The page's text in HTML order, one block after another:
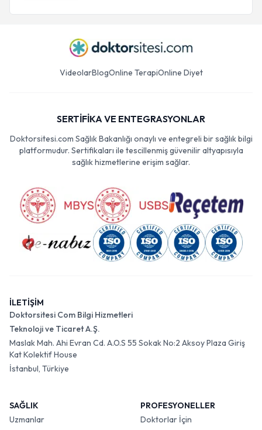
VideolarBlogOnline TerapiOnline Diyet
SERTİFİKA VE ENTEGRASYONLAR
Doktorsitesi.com Sağlık Bakanlığı onaylı ve entegreli bir sağlık bilgi
platformudur. Sertifikaları ile tescillenmiş güvenilir altyapısıyla
sağlık hizmetlerine erişim sağlar.
İLETİŞİM
Doktorsitesi Com Bilgi Hizmetleri
Teknoloji ve Ticaret A.Ş.
Maslak Mah. Ahi Evran Cd. A.O.S 55 Sokak No:2 Aksoy Plaza Giriş
Kat Kolektif House
İstanbul, Türkiye
SAĞLIK
Uzmanlar
PROFESYONELLER
Doktorlar İçin